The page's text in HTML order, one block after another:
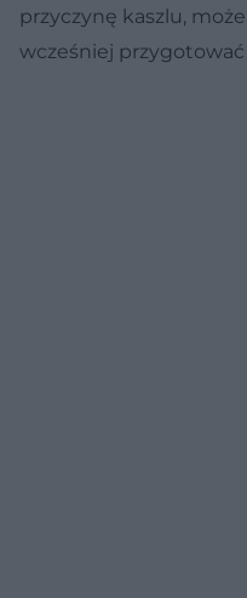
przyczynę kaszlu,
wcześniej